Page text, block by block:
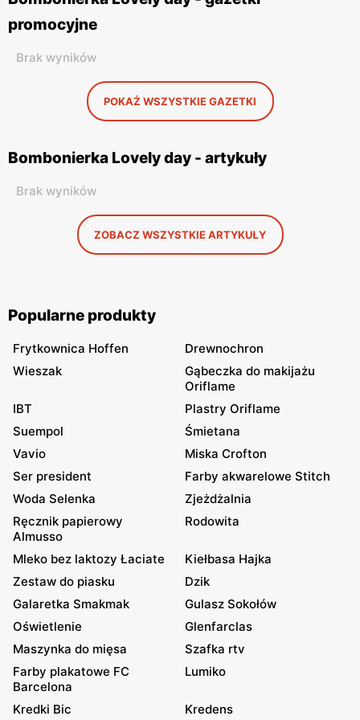
promocyjne
Brak wyników
POKAŻ WSZYSTKIE GAZETKI
Bombonierka Lovely day - artykuły
Brak wyników
ZOBACZ WSZYSTKIE ARTYKUŁY
Popularne produkty
Frytkownica Hoffen
Drewnochron
Wieszak
Gąbeczka do makijażu
Oriflame
IBT
Plastry Oriflame
Suempol
Śmietana
Vavio
Miska Crofton
Ser president
Farby akwarelowe Stitch
Woda Selenka
Zjeżdżalnia
Ręcznik papierowy
Almusso
Rodowita
Mleko bez laktozy Łaciate
Kiełbasa Hajka
Zestaw do piasku
Dzik
Galaretka Smakmak
Gulasz Sokołów
Oświetlenie
Glenfarclas
Maszynka do mięsa
Szafka rtv
Farby plakatowe FC
Barcelona
Lumiko
Kredki Bic Kredens